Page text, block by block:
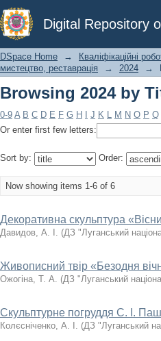
Digital Repository
Browsing 2024 by
DSpace Home →
Кваліфікаційні
мистецтво, реставрація
→ 2024 →
Browsing 2024 by
0-9 A B C D E F G H J K L M N O P Q
Or enter first few letters:
Sort by: Order:
Now showing items 1-6 of 6
Декоративна скульптура
Давидов, А. І. (ДЗ "Луганський
Живописний твір «Безодня
Ожогіна, Т. А. (ДЗ "Луганський
Скульптурне погруддя С. І.
Колєсніченко, А. І. (ДЗ "Луганський